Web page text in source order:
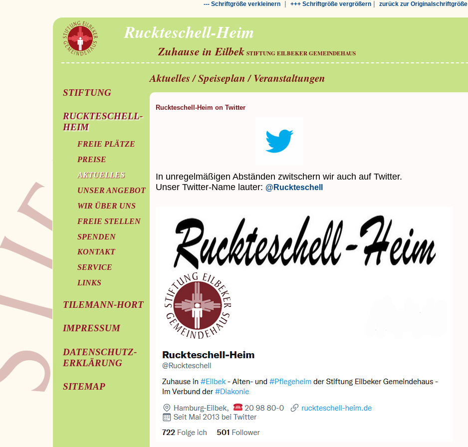
--- Schriftgröße verkleinern| +++ Schriftgröße vergrößern| zurück zur Originalschriftgröße
Ruckteschell-Heim
Zuhause in Eilbek STIFTUNG EILBEKER GEMEINDEHAUS
STIFTUNG
RUCKTESCHELL-
HEIM
FREIE PLÄTZE
PREISE
AKTUELLES
UNSER ANGEBOT
WIR ÜBER UNS
FREIE STELLEN
SPENDEN
KONTAKT
SERVICE
LINKS
TILEMANN-HORT
IMPRESSUM
DATENSCHUTZ-
ERKLÄRUNG
SITEMAP
Aktuelles / Speiseplan / Veranstaltungen
Ruckteschell-Heim on Twitter
In unregelmäßigen Abständen zwitschern wir auch auf Twitter.
Unser Twitter-Name lauter: @Ruckteschell